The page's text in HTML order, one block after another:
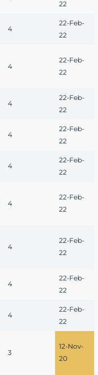
22
4
22-Feb-
22
4
22-Feb-
22
4
22-Feb-
22
4
22-Feb-
22
4
22-Feb-
22
4
22-Feb-
22
4
22-Feb-
22
4
22-Feb-
22
4
22-Feb-
22
3
12-Nov-
20